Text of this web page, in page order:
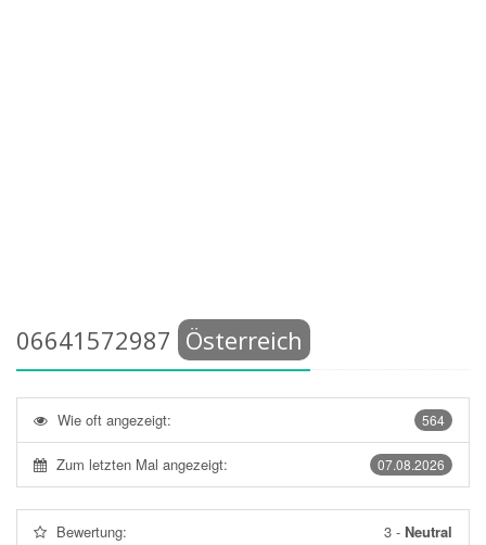
06641572987 Österreich
564
Wie oft angezeigt:
07.08.2026
Zum letzten Mal angezeigt:
Bewertung: 3 - Neutral